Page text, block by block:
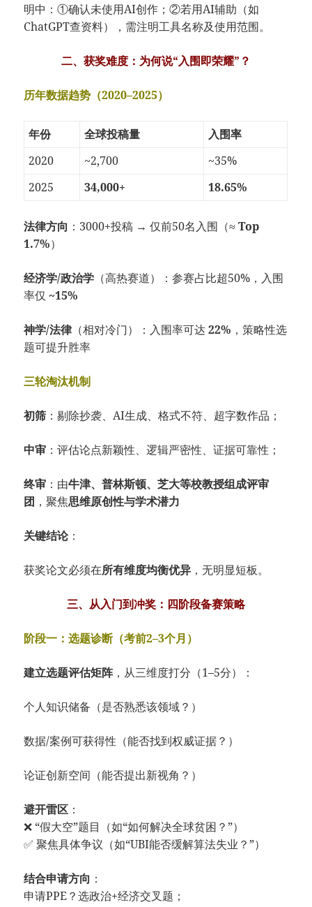
明中：①确认未使用AI创作；②若用AI辅助（如
ChatGPT查资料），需注明工具名称及使用范围。
二、获奖难度：为何说“入围即荣耀”？
历年数据趋势（2020–2025）
年份 全球投稿量
入围率
2020
~2,700
~35%
2025
34,000+ 18.65%
法律方向 ：3000+投稿 → 仅前50名入围（≈Top
1.7%）
经济学/政治学 （高热赛道）：参赛占比超50%，入围
率仅~15%
神学/法律（相对冷门）：入围率可达22% ，策略性选
题可提升胜率
三轮淘汰机制
初筛 ：剔除抄袭、AI生成、格式不符、超字数作品；
中审 ：评估论点新颖性、逻辑严密性、证据可靠性；
终审 ：由牛津、普林斯顿、芝大等校教授组成评审
团 ，聚焦思维原创性与学术潜力
关键结论：
获奖论文必须在所有维度均衡优异 ，无明显短板。
三、从入门到冲奖：四阶段备赛策略
阶段一：选题诊断（考前2–3个月）
建立选题评估矩阵，从三维度打分（1–5分）：
个人知识储备（是否熟悉该领域？）
数据/案例可获得性（能否找到权威证据？）
论证创新空间（能否提出新视角？）
避开雷区 ：
❌ “假大空”题目（如“如何解决全球贫困？”）
✅ 聚焦具体争议（如“UBI能否缓解算法失业？”）
结合申请方向 ：
申请PPE？选政治+经济交叉题；